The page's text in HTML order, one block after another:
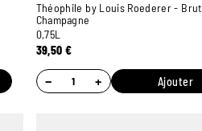
Théophile by Louis Roederer - Brut
Champagne
0,75L
39,50 €
− + Ajouter